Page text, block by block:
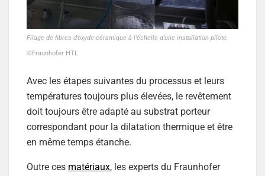
Filage de fibres d’oxyde-céramique à l’échelle d’une installation pilote.
©Fraunhofer HTL
Avec les étapes suivantes du processus et leurs
températures toujours plus élevées, le revêtement
doit toujours être adapté au substrat porteur
correspondant pour la dilatation thermique et être
en même temps étanche.
Outre ces matériaux, les experts du Fraunhofer